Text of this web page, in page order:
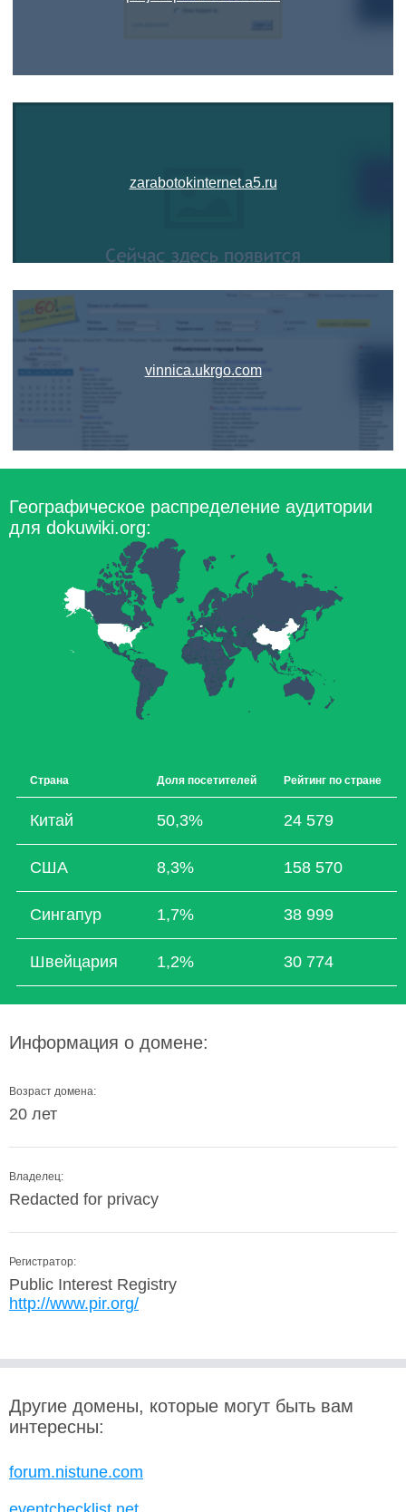
zarabotokinternet.a5.ru
vinnica.ukrgo.com
Географическое распределение аудитории
для dokuwiki.org:
Страна Доля посетителей Рейтинг по стране
Китай 50,3% 24 579
США 8,3% 158 570
Сингапур 1,7% 38 999
Швейцария 1,2% 30 774
Информация о домене:
Возраст домена:
20 лет
Владелец:
Redacted for privacy
Регистратор:
Public Interest Registry
http://www.pir.org/
Другие домены, которые могут быть вам
интересны:
forum.nistune.com